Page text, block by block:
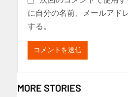
に自分の名前、メールアド
する。
MORE STORIES